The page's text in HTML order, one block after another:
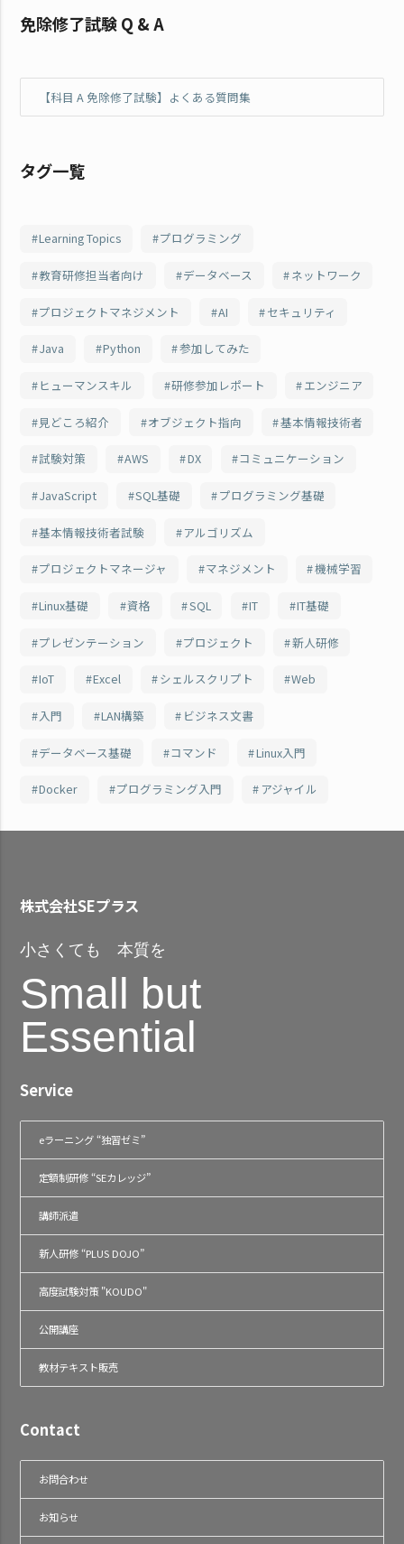
免除修了試験 Q & A
【科目 A 免除修了試験】よくある質問集
タグ一覧
Learning Topics プログラミング
教育研修担当者向け データベース ネットワーク
プロジェクトマネジメント AI セキュリティ
Java Python 参加してみた
ヒューマンスキル 研修参加レポート エンジニア
見どころ紹介 オブジェクト指向 基本情報技術者
試験対策 AWS DX コミュニケーション
JavaScript SQL基礎 プログラミング基礎
基本情報技術者試験 アルゴリズム
プロジェクトマネージャ マネジメント 機械学習
Linux基礎 資格 SQL IT IT基礎
プレゼンテーション プロジェクト 新人研修
IoT Excel シェルスクリプト Web
入門 LAN構築 ビジネス文書
データベース基礎 コマンド Linux入門
Docker プログラミング入門 アジャイル
株式会社SEプラス
小さくても 本質を
Small but
Essential
Service
eラーニング “独習ゼミ”
定額制研修 “SEカレッジ”
講師派遣
新人研修 “PLUS DOJO”
高度試験対策 "KOUDO"
公開講座
教材テキスト販売
Contact
お問合わせ
お知らせ